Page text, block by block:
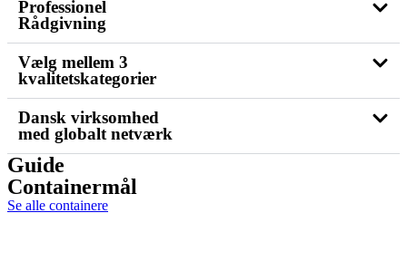
Professionel
Rådgivning
Vælg mellem 3
kvalitetskategorier
Dansk virksomhed
med globalt netværk
Guide
Containermål
Se alle containere